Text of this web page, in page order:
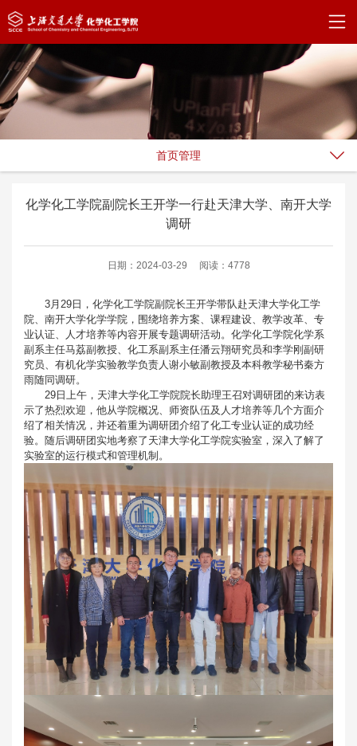
首页管理
化学化工学院副院长王开学一行赴天津大学、南开大学
调研
日期：2024-03-29 阅读：4778
3月29日，化学化工学院副院长王开学带队赴天津大学化工学
院、南开大学化学学院，围绕培养方案、课程建设、教学改革、专
业认证、人才培养等内容开展专题调研活动。化学化工学院化学系
副系主任马荔副教授、化工系副系主任潘云翔研究员和李学刚副研
究员、有机化学实验教学负责人谢小敏副教授及本科教学秘书秦方
雨随同调研。
29日上午，天津大学化工学院院长助理王召对调研团的来访表
示了热烈欢迎，他从学院概况、师资队伍及人才培养等几个方面介
绍了相关情况，并还着重为调研团介绍了化工专业认证的成功经
验。随后调研团实地考察了天津大学化工学院实验室，深入了解了
实验室的运行模式和管理机制。